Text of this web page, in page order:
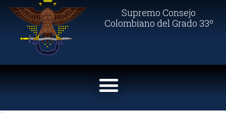
Supremo Consejo
Colombiano del Grado 33º
Menu